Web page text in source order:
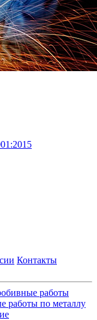
Контакты
работы
работы по металлу